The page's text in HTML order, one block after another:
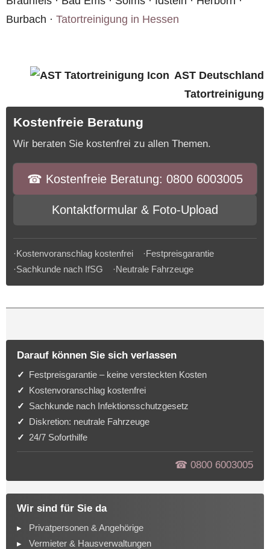
Burbach · Tatortreinigung in Hessen
AST Deutschland
Tatortreinigung
Kostenfreie Beratung
Wir beraten Sie kostenfrei zu allen Themen.
☎︎ Kostenfreie Beratung: 0800 6003005
Kontaktformular & Foto-Upload
·Kostenvoranschlag kostenfrei ·Festpreisgarantie
·Sachkunde nach IfSG ·Neutrale Fahrzeuge
Darauf können Sie sich verlassen
Festpreisgarantie – keine versteckten Kosten
Kostenvoranschlag kostenfrei
Sachkunde nach Infektionsschutzgesetz
Diskretion: neutrale Fahrzeuge
24/7 Soforthilfe
☎︎ 0800 6003005
Wir sind für Sie da
Privatpersonen & Angehörige
Vermieter & Hausverwaltungen